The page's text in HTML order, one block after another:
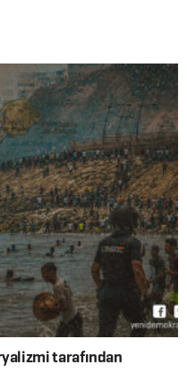
tarafından